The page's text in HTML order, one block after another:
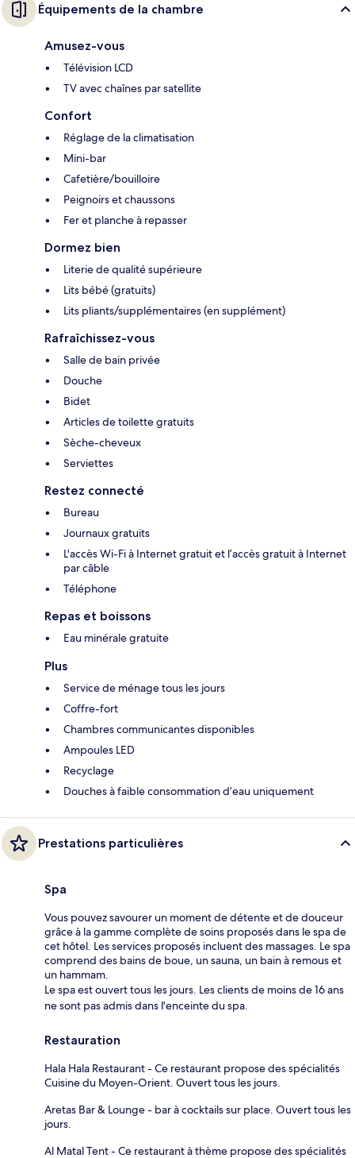
Équipements de la chambre
Amusez-vous
Télévision LCD
TV avec chaînes par satellite
Confort
Réglage de la climatisation
Mini-bar
Cafetière/bouilloire
Peignoirs et chaussons
Fer et planche à repasser
Dormez bien
Literie de qualité supérieure
Lits bébé (gratuits)
Lits pliants/supplémentaires (en supplément)
Rafraîchissez-vous
Salle de bain privée
Douche
Bidet
Articles de toilette gratuits
Sèche-cheveux
Serviettes
Restez connecté
Bureau
Journaux gratuits
L'accès Wi-Fi à Internet gratuit et l’accès gratuit à Internet
par câble
Téléphone
Repas et boissons
Eau minérale gratuite
Plus
Service de ménage tous les jours
Coffre-fort
Chambres communicantes disponibles
Ampoules LED
Recyclage
Douches à faible consommation d’eau uniquement
Prestations particulières
Spa
Vous pouvez savourer un moment de détente et de douceur
grâce à la gamme complète de soins proposés dans le spa de
cet hôtel. Les services proposés incluent des massages. Le spa
comprend des bains de boue, un sauna, un bain à remous et
un hammam.
Le spa est ouvert tous les jours. Les clients de moins de 16 ans
ne sont pas admis dans l'enceinte du spa.
Restauration
Hala Hala Restaurant - Ce restaurant propose des spécialités
Cuisine du Moyen-Orient. Ouvert tous les jours.
Aretas Bar & Lounge - bar à cocktails sur place. Ouvert tous les
jours.
Al Matal Tent - Ce restaurant à thème propose des spécialités